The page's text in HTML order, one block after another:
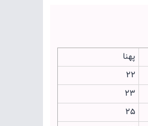
پهنا
22
23
25